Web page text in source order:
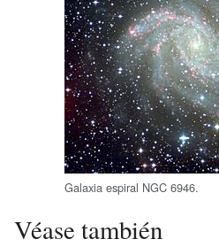
Galaxia espiral NGC 6946.
Véase también